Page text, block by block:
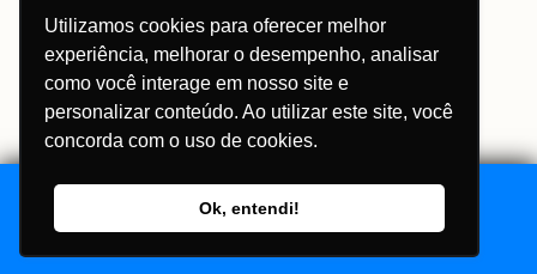
Utilizamos cookies para oferecer melhor
experiência, melhorar o desempenho, analisar
como você interage em nosso site e
personalizar conteúdo. Ao utilizar este site, você
concorda com o uso de cookies.
Ok, entendi!
Adicionar ao Orçamento
atendimento@somarcas.com.br
Mais do que Brindes, Presentes Corporativos!
SO MARCAS COMERCIAL LTDA.
CNPJ: 67.308.981/0001-00